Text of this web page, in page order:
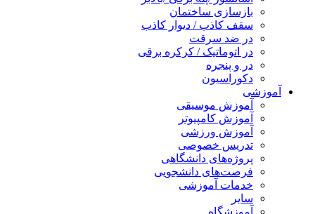
بازسازی ساختمان
سقف کاذب / دیوار کاذب
در ضد سرقت
در اتوماتیک / کرکره برقی
در و پنجره
دکوراسیون
آموزشی
آموزش موسیقی
آموزش کامپیوتر
آموزش ورزشی
تدریس خصوصی
پروژه‌های دانشگاهی
فرصت‌های دانشجویی
خدمات آموزشی
سایر